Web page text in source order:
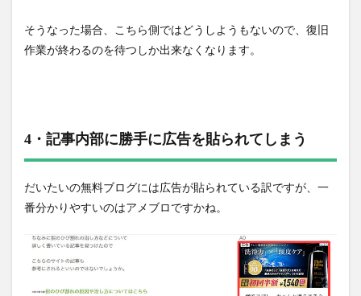
そうなった場合、こちら側ではどうしようもないので、復旧
作業が終わるのを待つしか出来なくなります。
4・記事内部に勝手に広告を貼られてしまう
だいたいの無料ブログには広告が貼られている訳ですが、一
番分かりやすいのはアメブロですかね。